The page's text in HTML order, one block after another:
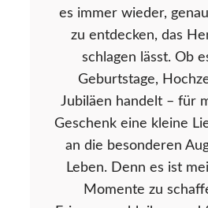
es immer wieder,
zu entdecken, das
schlagen lässt. Ob
Geburtstage,
Jubiläen handelt – für
Geschenk eine kleine
an die besonderen
Leben. Denn es ist
Momente zu